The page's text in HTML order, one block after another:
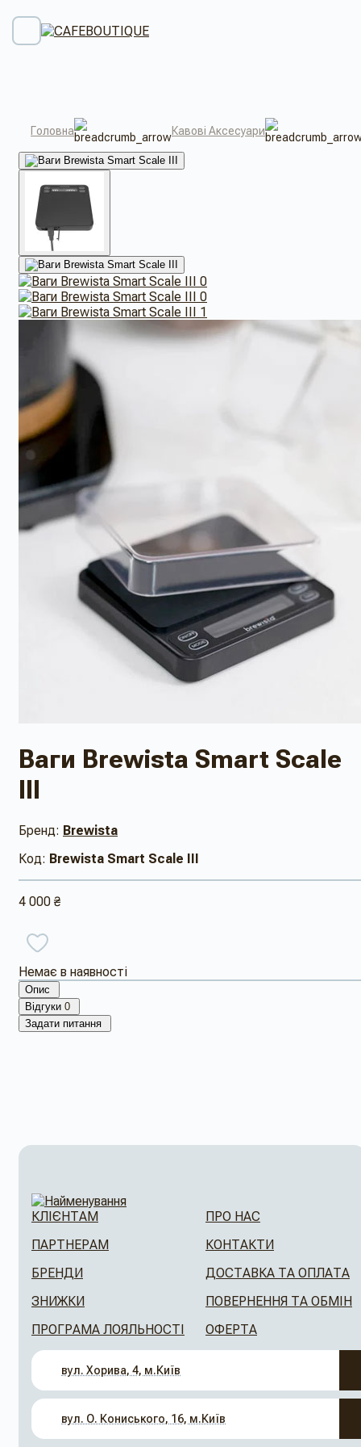
Головна Кавові Аксесуари
Ваги Brewista Smart Scale
III
Бренд: Brewista
Код: Brewista Smart Scale III
4 000 ₴
Немає в наявності
Опис
Відгуки 0
Задати питання
КЛІЄНТАМ
ПАРТНЕРАМ
БРЕНДИ
ЗНИЖКИ
ПРОГРАМА ЛОЯЛЬНОСТІ
ПРО НАС
КОНТАКТИ
ДОСТАВКА ТА ОПЛАТА
ПОВЕРНЕННЯ ТА ОБМІН
ОФЕРТА
вул. Хорива, 4, м.Київ
вул. О. Кониського, 16, м.Київ